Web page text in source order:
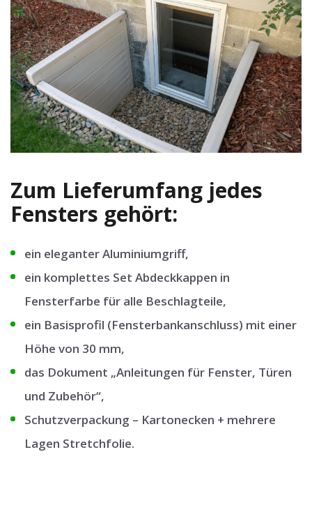
Zum Lieferumfang jedes
Fensters gehört:
ein eleganter Aluminiumgriff,
ein komplettes Set Abdeckkappen in
Fensterfarbe für alle Beschlagteile,
ein Basisprofil (Fensterbankanschluss) mit einer
Höhe von 30 mm,
das Dokument „Anleitungen für Fenster, Türen
und Zubehör“,
Schutzverpackung – Kartonecken + mehrere
Lagen Stretchfolie.